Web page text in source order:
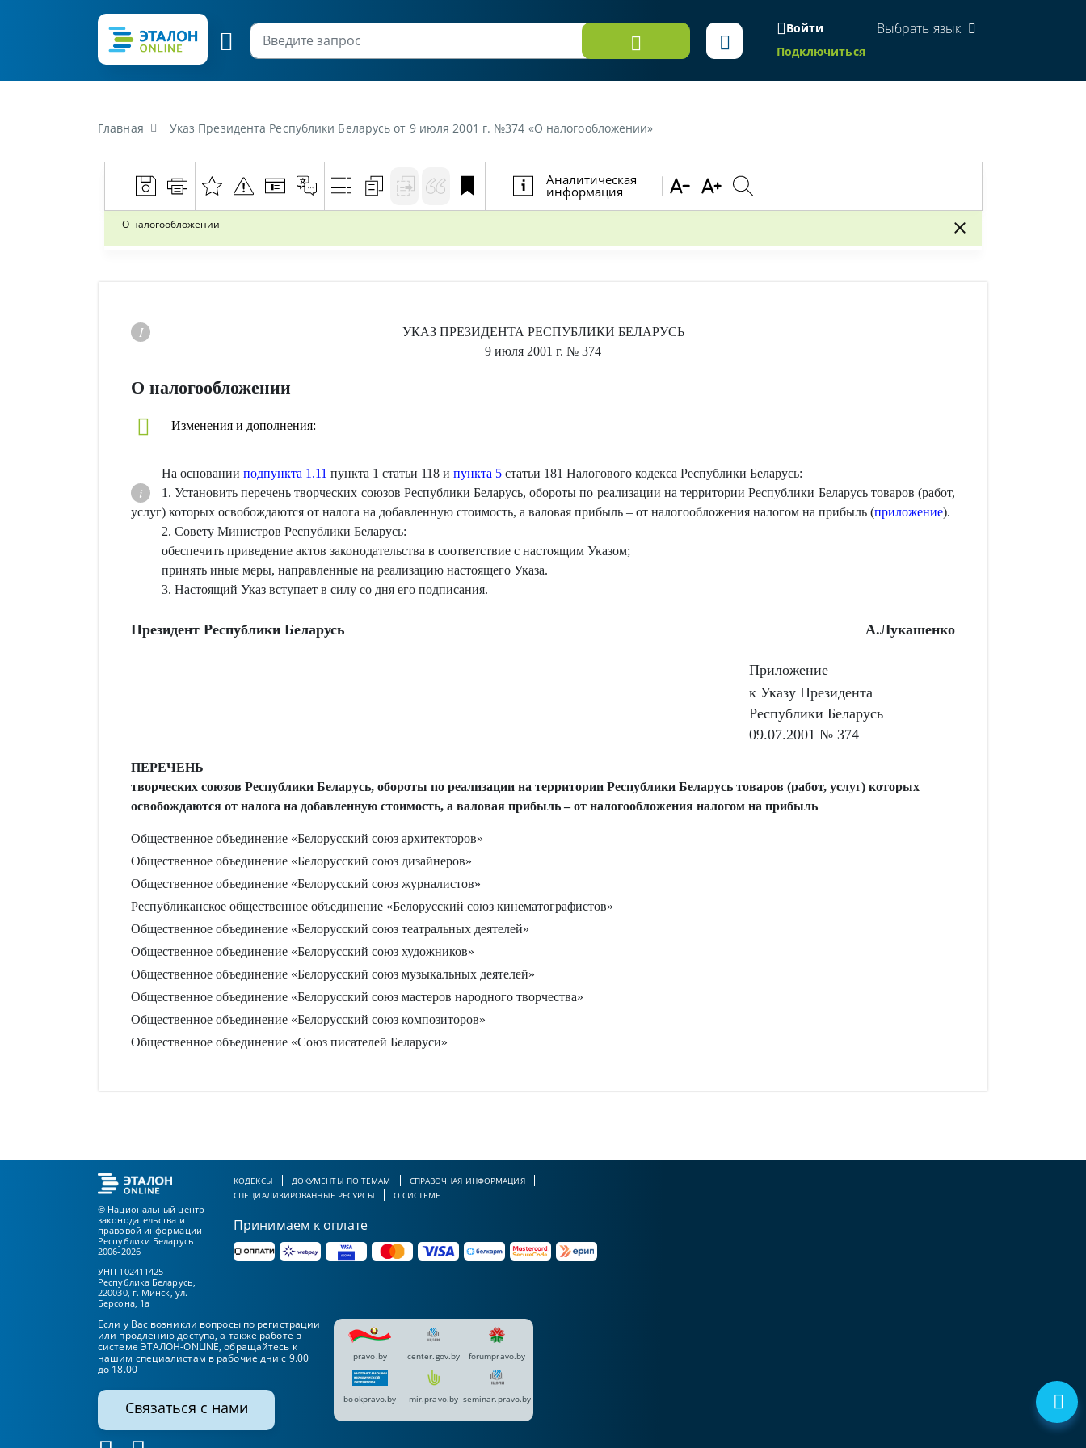
Войти
Подключиться
Выбрать язык
Главная Указ Президента Республики Беларусь от 9 июля 2001 г. №374 «О налогообложении»
Аналитическая
информация
О налогообложении
УКАЗ ПРЕЗИДЕНТА РЕСПУБЛИКИ БЕЛАРУСЬ
9 июля 2001 г. № 374
О налогообложении
Изменения и дополнения:
На основании подпункта 1.11 пункта 1 статьи 118 и пункта 5статьи 181 Налогового кодекса Республики Беларусь:
1. Установить перечень творческих союзов Республики Беларусь, обороты по реализации на территории Республики Беларусь товаров (работ,
услуг) которых освобождаются от налога на добавленную стоимость, а валовая прибыль – от налогообложения налогом на прибыль (приложение).
2. Совету Министров Республики Беларусь:
обеспечить приведение актов законодательства в соответствие с настоящим Указом;
принять иные меры, направленные на реализацию настоящего Указа.
3. Настоящий Указ вступает в силу со дня его подписания.
Президент Республики Беларусь А.Лукашенко
Приложение
к Указу Президента
Республики Беларусь
09.07.2001 № 374
ПЕРЕЧЕНЬ
творческих союзов Республики Беларусь, обороты по реализации на территории Республики Беларусь товаров (работ, услуг) которых
освобождаются от налога на добавленную стоимость, а валовая прибыль – от налогообложения налогом на прибыль
Общественное объединение «Белорусский союз архитекторов»
Общественное объединение «Белорусский союз дизайнеров»
Общественное объединение «Белорусский союз журналистов»
Республиканское общественное объединение «Белорусский союз кинематографистов»
Общественное объединение «Белорусский союз театральных деятелей»
Общественное объединение «Белорусский союз художников»
Общественное объединение «Белорусский союз музыкальных деятелей»
Общественное объединение «Белорусский союз мастеров народного творчества»
Общественное объединение «Белорусский союз композиторов»
Общественное объединение «Союз писателей Беларуси»
© Национальный центр
законодательства и
правовой информации
Республики Беларусь
2006-2026
УНП 102411425
Республика Беларусь,
220030, г. Минск, ул.
Берсона, 1а
КОДЕКСЫ ДОКУМЕНТЫ ПО ТЕМАМ
СПРАВОЧНАЯ ИНФОРМАЦИЯ
СПЕЦИАЛИЗИРОВАННЫЕ РЕСУРСЫ
О СИСТЕМЕ
Принимаем к оплате
Если у Вас возникли вопросы по регистрации
или продлению доступа, а также работе в
системе ЭТАЛОН-ONLINE, обращайтесь к
нашим специалистам в рабочие дни с 9.00
до 18.00
Связаться с нами
pravo.by center.gov.by forumpravo.by
bookpravo.by mir.pravo.by seminar.pravo.by